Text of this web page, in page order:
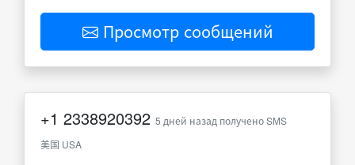
Просмотр сообщений
+1 2338920392 5 дней назад получено SMS
美国 USA